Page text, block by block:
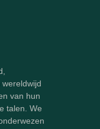
van hun
talen. We